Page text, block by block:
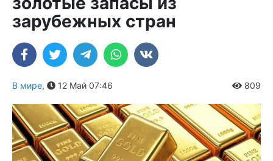
зарубежных стран
В мире, 12 Май 07:46 809